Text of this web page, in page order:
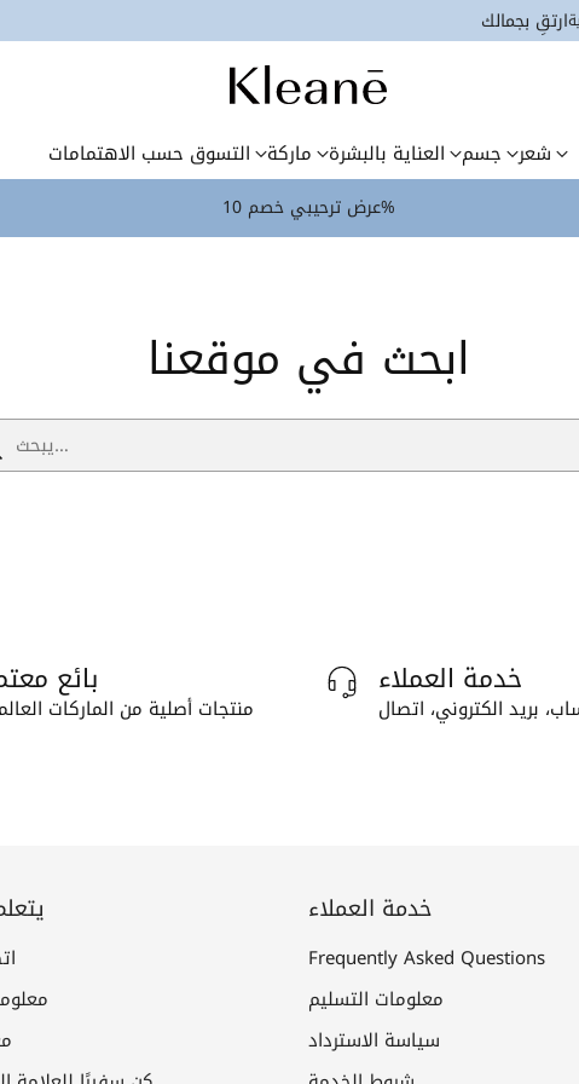
التسوق حسب الاهتمامات ماركة العناية بالبشرة جسم شعر
ارتقِ بجمالك
عرض ترحيبي خصم 10%
ابحث في موقعنا
بائع
منتجات أصلية من الماركات
خدمة العملاء
بريد الكتروني، اتصال
خدمة العملاء
Frequently Asked Questions
معلومات التسليم
سياسة الاسترداد